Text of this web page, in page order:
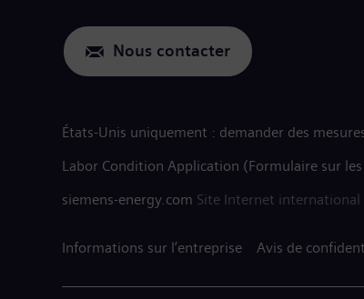
Nous contacter
États-Unis uniquement : demander des
Labor Condition Application (Formulaire sur
siemens-energy.com Site Internet international
Informations sur l’entreprise Avis de